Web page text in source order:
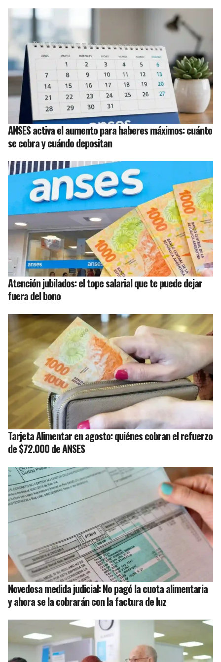
ANSES activa el aumento para haberes máximos: cuánto
se cobra y cuándo depositan
Atención jubilados: el tope salarial que te puede dejar
fuera del bono
Tarjeta Alimentar en agosto: quiénes cobran el refuerzo
de $72.000 de ANSES
Novedosa medida judicial: No pagó la cuota alimentaria
y ahora se la cobrarán con la factura de luz